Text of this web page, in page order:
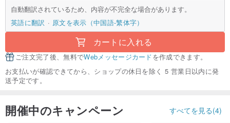
自動翻訳されているため、内容が不完全な場合があります。
英語に翻訳
原文を表示（中国語-繁体字）
カートに入れる
ご注文完了後、無料でWebメッセージカードを作成できます。
お支払いが確認できてから、ショップの休日を除く 5 営業日以内に発
送予定です。
開催中のキャンペーン すべてを見る(4)